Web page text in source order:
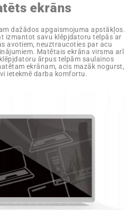
ekrāns
dažādos apgaismojuma apstākļos.
izmantot savu klēpjdatoru telpās ar
avotiem, neuztraucoties par acu
Matētais ekrāna virsma arī
ārpus telpām saulainos
ekrānam, acis mazāk nogurst,
ietekmē darba komfortu.